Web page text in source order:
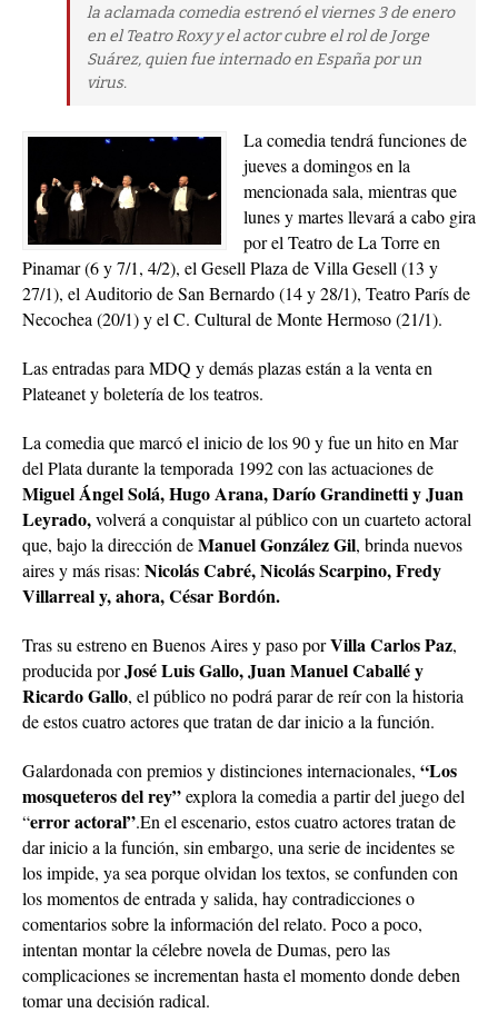
la aclamada comedia estrenó el viernes 3 de enero
en el Teatro Roxy y el actor cubre el rol de Jorge
Suárez, quien fue internado en España por un
virus.
La comedia tendrá funciones de
jueves a domingos en la
mencionada sala, mientras que
lunes y martes llevará a cabo gira
por el Teatro de La Torre en
Pinamar (6 y 7/1, 4/2), el Gesell Plaza de Villa Gesell (13 y
27/1), el Auditorio de San Bernardo (14 y 28/1), Teatro París de
Necochea (20/1) y el C. Cultural de Monte Hermoso (21/1).
Las entradas para MDQ y demás plazas están a la venta en
Plateanet y boletería de los teatros.
La comedia que marcó el inicio de los 90 y fue un hito en Mar
del Plata durante la temporada 1992 con las actuaciones de
Miguel Ángel Solá, Hugo Arana, Darío Grandinetti y Juan
Leyrado,volverá a conquistar al público con un cuarteto actoral
que, bajo la dirección deManuel González Gil, brinda nuevos
aires y más risas: Nicolás Cabré, Nicolás Scarpino, Fredy
Villarreal y, ahora, César Bordón.
Tras su estreno en Buenos Aires y paso porVilla Carlos Paz,
producida porJosé Luis Gallo, Juan Manuel Caballé y
Ricardo Gallo, el público no podrá parar de reír con la historia
de estos cuatro actores que tratan de dar inicio a la función.
Galardonada con premios y distinciones internacionales, “Los
mosqueteros del rey”explora la comedia a partir del juego del
“error actoral”.En el escenario, estos cuatro actores tratan de
dar inicio a la función, sin embargo, una serie de incidentes se
los impide, ya sea porque olvidan los textos, se confunden con
los momentos de entrada y salida, hay contradicciones o
comentarios sobre la información del relato. Poco a poco,
intentan montar la célebre novela de Dumas, pero las
complicaciones se incrementan hasta el momento donde deben
tomar una decisión radical.